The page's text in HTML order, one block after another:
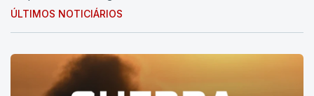
ÚLTIMOS NOTICIÁRIOS